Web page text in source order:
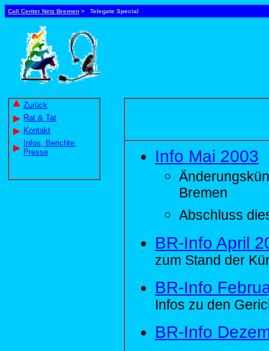
Call Center Netz Bremen > Telegate Special
Zurück
Rat & Tat
Kontakt
Infos, Berichte,
Presse
Info Mai 2003
Bremen
Abschluss
BR-Info April
zum Stand der
BR-Info
Infos zu den
BR-Info